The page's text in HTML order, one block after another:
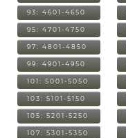
93: 4601-4650
95: 4701-4750
97: 4801-4850
99: 4901-4950
101: 5001-5050
103: 5101-5150
105: 5201-5250
107: 5301-5350